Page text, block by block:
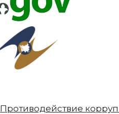
Противодействие